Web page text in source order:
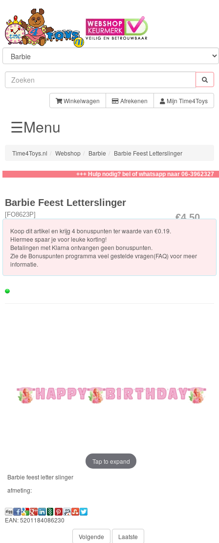
Winkelwagen Afrekenen Mijn Time4Toys
Sylvanian
Families
Aquabeads
Baby
Born
Annabell
Knuffels
Schleich
Enchantimals
Masks
Patrol
Sam
☰Menu
Time4Toys.nl Webshop Barbie Barbie Feest Letterslinger
+++ Hulp nodig? bel of whatsapp naar 06-39623276
€4.50
Barbie Feest Letterslinger
[FO8623P]
Koop dit artikel en krijg 4 bonuspunten ter waarde van €0.19.
Hiermee spaar je voor leuke korting!
Betalingen met Klarna ontvangen geen bonuspunten.
Zie de Bonuspunten programma veel gestelde vragen(FAQ) voor meer
informatie.
Tap to expand
Barbie feest letter slinger
afmeting:
EAN: 5201184086230
Volgende
Laatste